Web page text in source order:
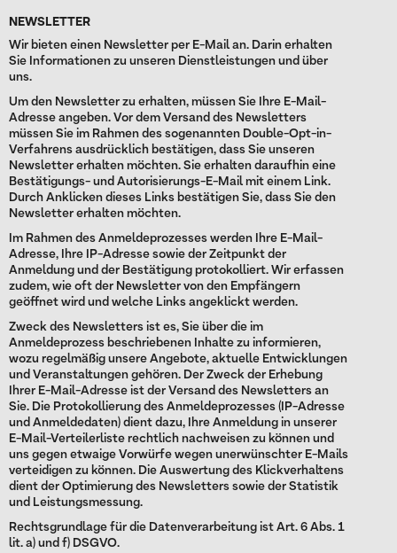
NEWSLETTER
Wir bieten einen Newsletter per E-Mail an. Darin erhalten
Sie Informationen zu unseren Dienstleistungen und über
uns.
Um den Newsletter zu erhalten, müssen Sie Ihre E-Mail-
Adresse angeben. Vor dem Versand des Newsletters
müssen Sie im Rahmen des sogenannten Double-Opt-in-
Verfahrens ausdrücklich bestätigen, dass Sie unseren
Newsletter erhalten möchten. Sie erhalten daraufhin eine
Bestätigungs- und Autorisierungs-E-Mail mit einem Link.
Durch Anklicken dieses Links bestätigen Sie, dass Sie den
Newsletter erhalten möchten.
Im Rahmen des Anmeldeprozesses werden Ihre E-Mail-
Adresse, Ihre IP-Adresse sowie der Zeitpunkt der
Anmeldung und der Bestätigung protokolliert. Wir erfassen
zudem, wie oft der Newsletter von den Empfängern
geöffnet wird und welche Links angeklickt werden.
Zweck des Newsletters ist es, Sie über die im
Anmeldeprozess beschriebenen Inhalte zu informieren,
wozu regelmäßig unsere Angebote, aktuelle Entwicklungen
und Veranstaltungen gehören. Der Zweck der Erhebung
Ihrer E-Mail-Adresse ist der Versand des Newsletters an
Sie. Die Protokollierung des Anmeldeprozesses (IP-Adresse
und Anmeldedaten) dient dazu, Ihre Anmeldung in unserer
E-Mail-Verteilerliste rechtlich nachweisen zu können und
uns gegen etwaige Vorwürfe wegen unerwünschter E-Mails
verteidigen zu können. Die Auswertung des Klickverhaltens
dient der Optimierung des Newsletters sowie der Statistik
und Leistungsmessung.
Rechtsgrundlage für die Datenverarbeitung ist Art. 6 Abs. 1
lit. a) und f) DSGVO.